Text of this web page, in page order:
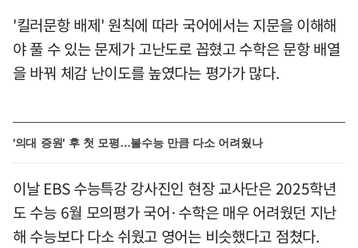
'킬러문항 배제' 원칙에 따라 국어에서는 지문을 이해해
야 풀 수 있는 문제가 고난도로 꼽혔고 수학은 문항 배열
을 바꿔 체감 난이도를 높였다는 평가가 많다.
'의대 증원' 후 첫 모평…불수능 만큼 다소 어려웠나
이날 EBS 수능특강 강사진인 현장 교사단은 2025학년
도 수능 6월 모의평가 국어·수학은 매우 어려웠던 지난
해 수능보다 다소 쉬웠고 영어는 비슷했다고 점쳤다.